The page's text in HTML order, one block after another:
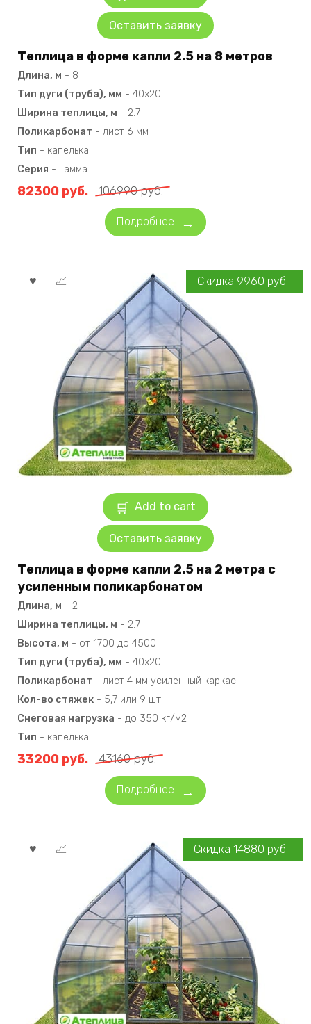
Оставить заявку
Теплица в форме капли 2.5 на 8 метров
Длина, м - 8
Тип дуги (труба), мм - 40х20
Ширина теплицы, м - 2.7
Поликарбонат - лист 6 мм
Тип - капелька
Серия - Гамма
106990руб.
82300 руб.
Подробнее
Add to cart
Оставить заявку
Скидка 9960 руб.
Теплица в форме капли 2.5 на 2 метра с
усиленным поликарбонатом
Длина, м - 2
Ширина теплицы, м - 2.7
Высота, м - от 1700 до 4500
Тип дуги (труба), мм - 40х20
Поликарбонат - лист 4 мм усиленный каркас
Кол-во стяжек - 5,7 или 9 шт
Снеговая нагрузка - до 350 кг/м2
Тип - капелька
43160руб.
33200 руб.
Подробнее
Скидка 14880 руб.